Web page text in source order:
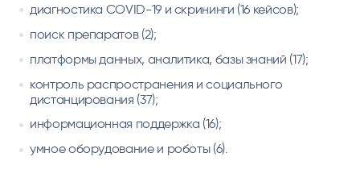
диагностика COVID-19 и скрининги (16 кейсов);
поиск препаратов (2);
платформы данных, аналитика, базы знаний (17);
контроль распространения и социального
дистанцирования (37);
информационная поддержка (16);
умное оборудование и роботы (6).